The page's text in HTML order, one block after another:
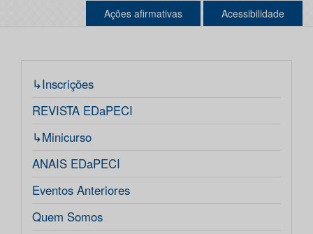
Ações afirmativas Acessibilidade
↳Inscrições
REVISTA EDaPECI
↳Minicurso
ANAIS EDaPECI
Eventos Anteriores
Quem Somos